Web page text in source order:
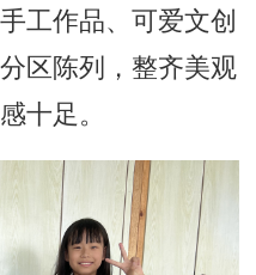
工作品、可爱文创
区陈列，整齐美观
十足。